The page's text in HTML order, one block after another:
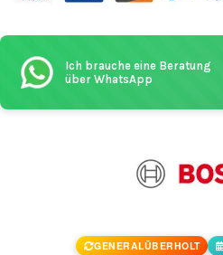
Ich brauche eine Beratung
über WhatsApp
GENERALÜBERHOLT